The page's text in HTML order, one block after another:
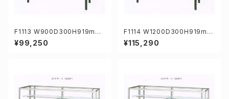
F1113 W900D300H919mm
業務用ガラスケース ショーケー
ス
¥99,250
F1114 W1200D300H919mm
業務用ガラスケース ショーケー
ス
¥115,290